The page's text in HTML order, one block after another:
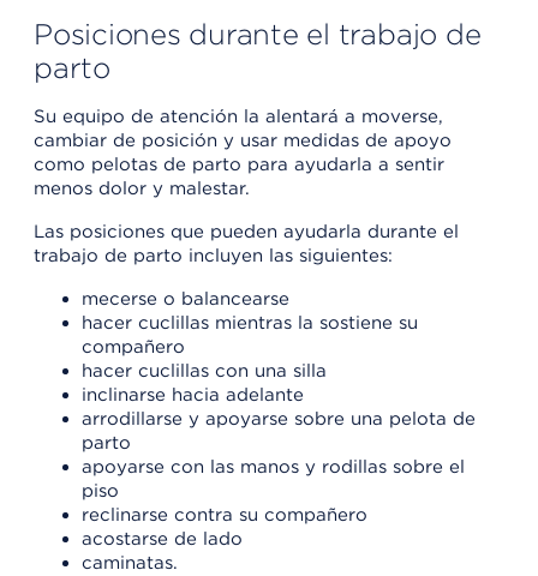
Posiciones durante el trabajo de
parto
Su equipo de atención la alentará a moverse,
cambiar de posición y usar medidas de apoyo
como pelotas de parto para ayudarla a sentir
menos dolor y malestar.
Las posiciones que pueden ayudarla durante el
trabajo de parto incluyen las siguientes:
mecerse o balancearse
hacer cuclillas mientras la sostiene su
compañero
hacer cuclillas con una silla
inclinarse hacia adelante
arrodillarse y apoyarse sobre una pelota de
parto
apoyarse con las manos y rodillas sobre el
piso
reclinarse contra su compañero
acostarse de lado
caminatas.